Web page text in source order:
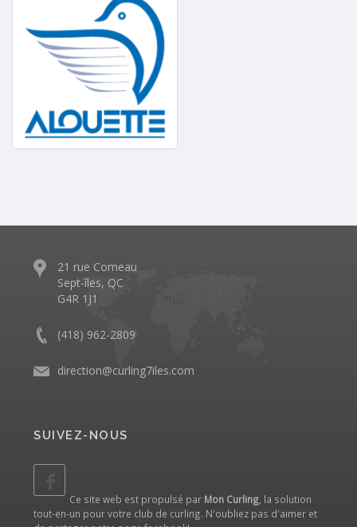
21 rue Comeau
Sept-îles, QC
G4R 1J1
(418) 962-2809
direction@curling7iles.com
SUIVEZ-NOUS
Ce site web est propulsé par Mon Curling, la solution
tout-en-un pour votre club de curling. N'oubliez pas d'aimer et